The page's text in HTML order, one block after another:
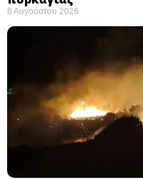
8 Αυγούστου 2026